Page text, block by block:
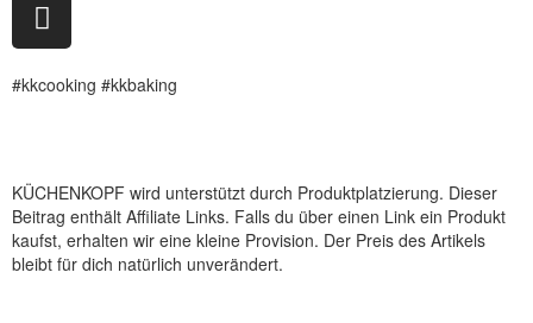
#kkcooking #kkbaking
KÜCHENKOPF wird unterstützt durch Produktplatzierung. Dieser
Beitrag enthält Affiliate Links. Falls du über einen Link ein Produkt
kaufst, erhalten wir eine kleine Provision. Der Preis des Artikels
bleibt für dich natürlich unverändert.